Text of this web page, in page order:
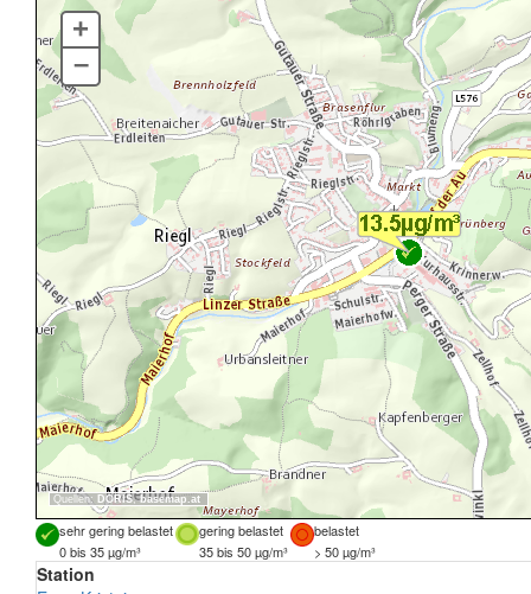
Quellen: DORIS,basemap.at
+
–
sehr gering belastet gering belastet
belastet
0 bis 35 µg/m³
35 bis 50 µg/m³ > 50 µg/m³
Station